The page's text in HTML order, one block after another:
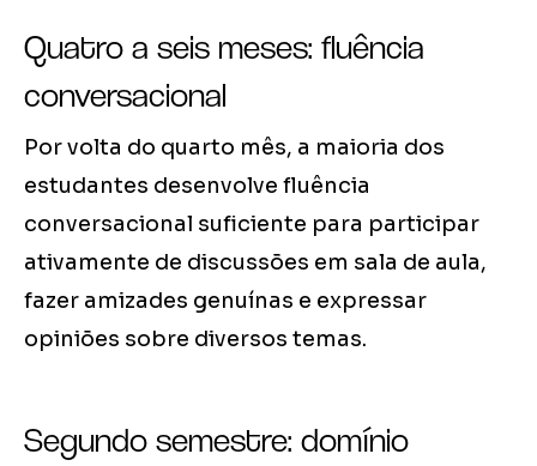
Quatro a seis meses: fluência
conversacional
Por volta do quarto mês, a maioria dos
estudantes desenvolve fluência
conversacional suficiente para participar
ativamente de discussões em sala de aula,
fazer amizades genuínas e expressar
opiniões sobre diversos temas.
Segundo semestre: domínio